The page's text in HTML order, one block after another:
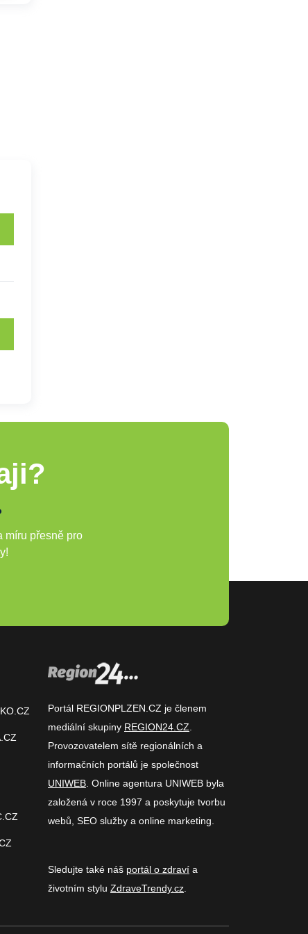
míru přesně pro
Portál REGIONPLZEN.CZ je členem
mediální skupiny REGION24.CZ
Provozovatelem sítě regionálních a
informačních portálů je společnost
UNIWEB . Online agentura UNIWEB byla
založená v roce 1997 a poskytuje tvorbu
webů, SEO služby a online marketing.
Sledujte také náš portál o zdraví a
životním stylu ZdraveTrendy.cz